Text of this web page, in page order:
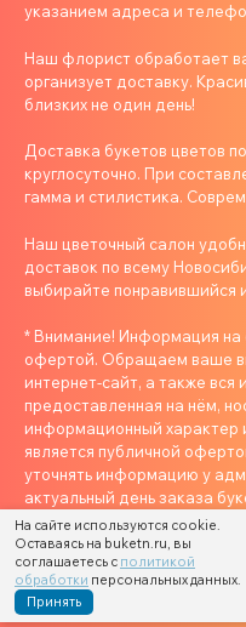
указанием адреса и
Наш флорист обработает
организует доставку.
близких не один день!
Доставка букетов цветов
круглосуточно. При
гамма и стилистика.
Наш цветочный салон
доставок по всему
выбирайте понравившийся
* Внимание! Информация на
офертой. Обращаем ваше
интернет-сайт, а также
предоставленная на нём,
информационный характер
является публичной
уточнять информацию у
актуальный день заказа
Цветы в Новосибирске с
На сайте используются cookie.
Оставаясь на buketn.ru, вы
соглашаетесь с политикой
обработки персональных данных.
Принять